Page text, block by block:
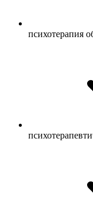
психотерапия